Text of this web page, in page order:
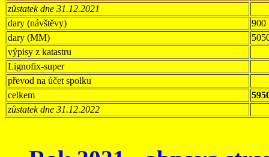
zůstatek dne 31.12.2021
dary (návštěvy)
900
dary (MM)
výpisy z katastru
Lignofix-super
převod na účet spolku
celkem
zůstatek dne 31.12.2022